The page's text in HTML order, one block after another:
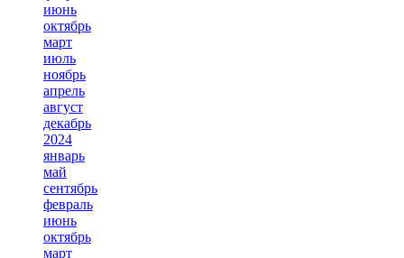
июнь
октябрь
март
июль
ноябрь
апрель
август
декабрь
2024
январь
май
сентябрь
февраль
июнь
октябрь
март